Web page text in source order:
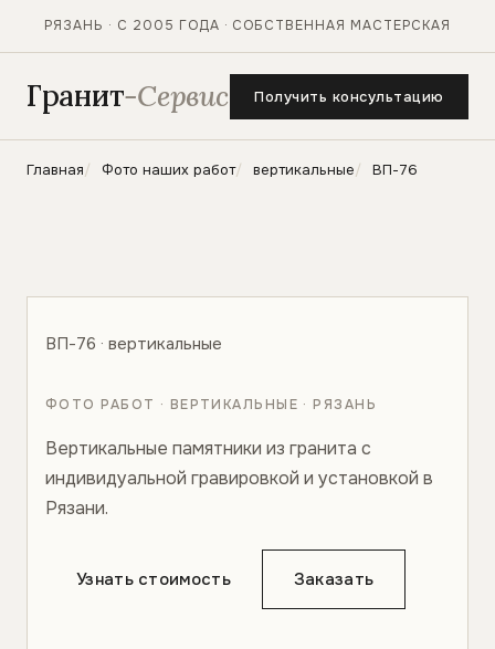
РЯЗАНЬ · С 2005 ГОДА · СОБСТВЕННАЯ МАСТЕРСКАЯ
Гранит-Сервис Получить консультацию
Главная Фото наших работ вертикальные ВП-76
ВП-76 · вертикальные
ФОТО РАБОТ · ВЕРТИКАЛЬНЫЕ · РЯЗАНЬ
Вертикальные памятники из гранита с
индивидуальной гравировкой и установкой в
Рязани.
Узнать стоимость Заказать